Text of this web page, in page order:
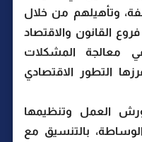
وتأهيلهم من خلال
القانون والاقتصاد
في معالجة المشكلات
التطور الاقتصادي
العمل وتنظيمها
بالتنسيق مع